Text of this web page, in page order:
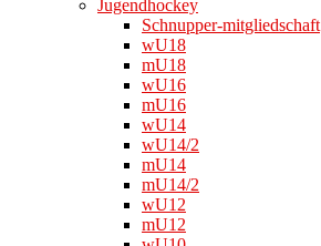
Jugendhockey
Schnupper-mitgliedschaft
wU18
mU18
wU16
mU16
wU14
wU14/2
mU14
mU14/2
wU12
mU12